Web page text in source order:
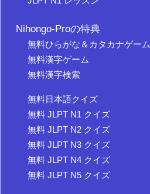
Nihongo-Proの特典
無料ひらがな＆カタカナゲーム
無料漢字ゲーム
無料漢字検索
無料日本語クイズ
無料 JLPT N1 クイズ
無料 JLPT N2 クイズ
無料 JLPT N3 クイズ
無料 JLPT N4 クイズ
無料 JLPT N5 クイズ